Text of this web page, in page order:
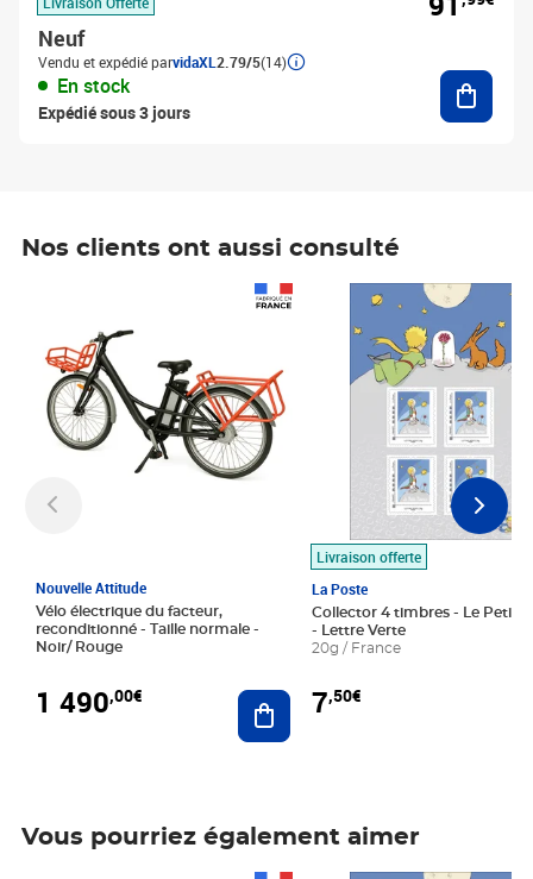
Neuf
Vendu et expédié parvidaXL 2.79/5(14)
En stock
Expédié sous 3 jours
Nos clients ont aussi consulté
Nouvelle Attitude
Vélo électrique du facteur,
reconditionné - Taille normale -
Noir/ Rouge
1 490,00€ Ajouter au panier
Livraison offerte
La Poste
Collector 4 timbres - Le Petit
- Lettre Verte
20g / France
7,50€
Prix 7,50€
Vous pourriez également aimer